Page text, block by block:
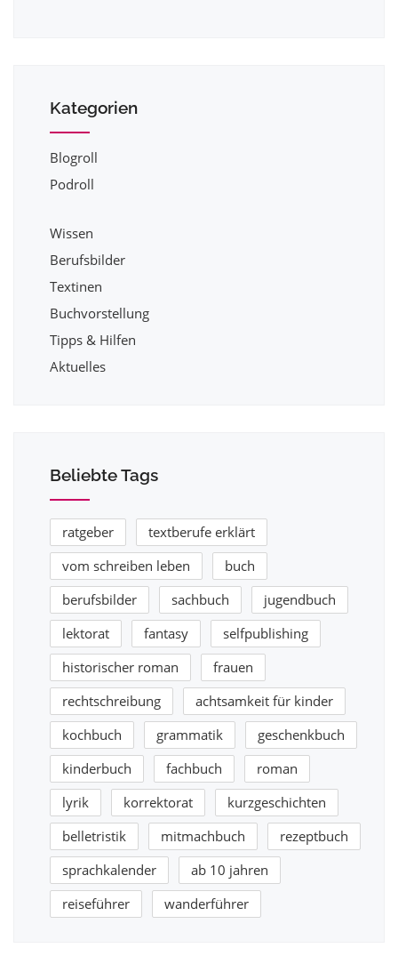
Kategorien
Blogroll
Podroll
Wissen
Berufsbilder
Textinen
Buchvorstellung
Tipps & Hilfen
Aktuelles
Beliebte Tags
ratgeber
textberufe erklärt
vom schreiben leben
buch
berufsbilder
sachbuch
jugendbuch
lektorat
fantasy
selfpublishing
historischer roman
frauen
rechtschreibung
achtsamkeit für kinder
kochbuch
grammatik
geschenkbuch
kinderbuch
fachbuch
roman
lyrik
korrektorat
kurzgeschichten
belletristik
mitmachbuch
rezeptbuch
sprachkalender
ab 10 jahren
reiseführer
wanderführer